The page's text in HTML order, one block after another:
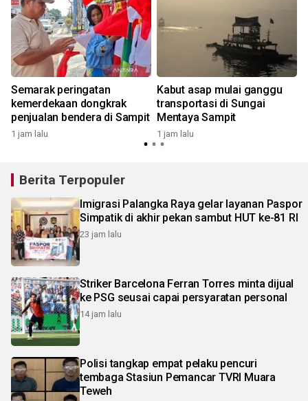
Semarak peringatan
kemerdekaan dongkrak
penjualan bendera di Sampit
1 jam lalu
Kabut asap mulai ganggu
transportasi di Sungai
Mentaya Sampit
1 jam lalu
Berita Terpopuler
Imigrasi Palangka Raya gelar layanan Paspor
Simpatik di akhir pekan sambut HUT ke-81 RI
23 jam lalu
Striker Barcelona Ferran Torres minta dijual
ke PSG seusai capai persyaratan personal
14 jam lalu
Polisi tangkap empat pelaku pencuri
tembaga Stasiun Pemancar TVRI Muara
Teweh